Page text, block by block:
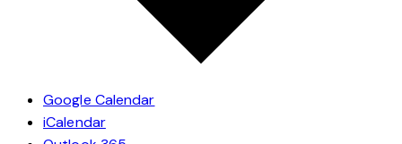
Google Calendar
iCalendar